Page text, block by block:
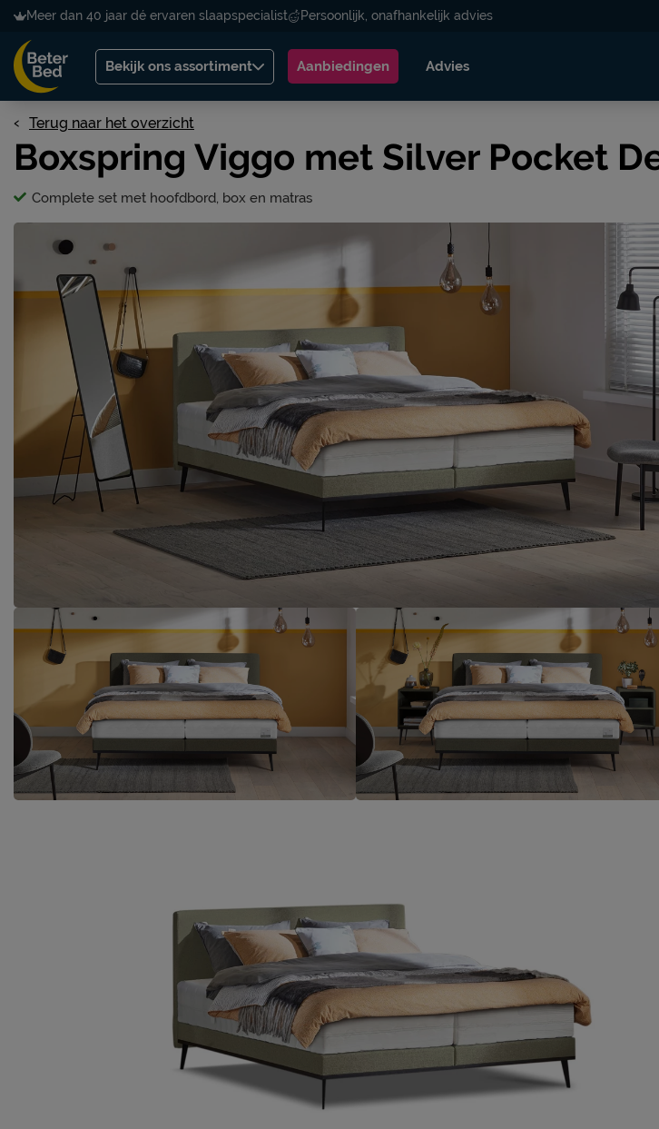
Meer dan 40 jaar dé ervaren slaapspecialist Persoonlijk, onafhankelijk advies
Bekijk ons assortiment Aanbiedingen Advies
Terug naar het overzicht
Boxspring Viggo met Silver Pocket
Complete set met hoofdbord, box en matras